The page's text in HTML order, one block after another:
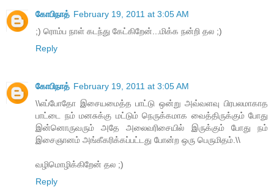
கோபிநாத் February 19, 2011 at 3:05 AM
;) ரொம்ப நாள் கடந்து கேட்கிறேன்...மிக்க நன்றி தல ;)
Reply
கோபிநாத் February 19, 2011 at 3:05 AM
\\எப்போதோ இசையமைத்த பாட்டு ஒன்று அவ்வளவு பிரபலமாகாத
பாட்டை நம் மனசுக்கு மட்டும் நெருக்கமாக வைத்திருக்கும் போது
இன்னொருவரும் அதே அலைவரிசையில் இருக்கும் போது நம்
இசைஞானம் அங்கீகரிக்கப்பட்டது போன்ற ஒரு பெருமிதம்.\\
வழிமொழிக்கிறேன் தல ;)
Reply